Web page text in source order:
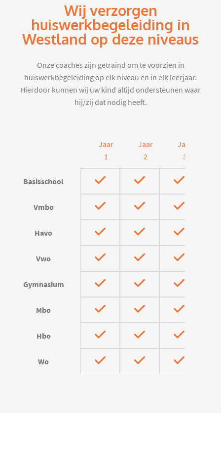
Wij verzorgen
huiswerkbegeleiding in
Westland op deze niveaus
Onze coaches zijn getraind om te voorzien in
huiswerkbegeleiding op elk niveau en in elk leerjaar.
Hierdoor kunnen wij uw kind altijd ondersteunen waar
hij/zij dat nodig heeft.
Jaar
1
Jaar
2
Jaar
3
Basisschool
Vmbo
Havo
Vwo
Gymnasium
Mbo
Hbo
Wo